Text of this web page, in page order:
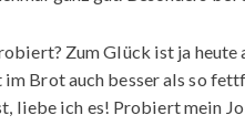
Zum Glück ist ja
Brot auch besser als so
liebe ich es! Probiert mein